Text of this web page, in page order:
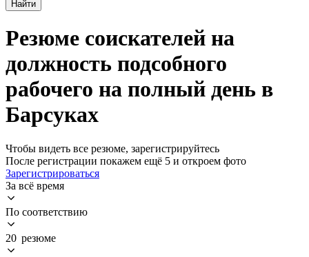
Найти
Резюме соискателей на
должность подсобного
рабочего на полный день в
Барсуках
Чтобы видеть все резюме, зарегистрируйтесь
После регистрации покажем ещё 5 и откроем фото
Зарегистрироваться
За всё время
По соответствию
20 резюме